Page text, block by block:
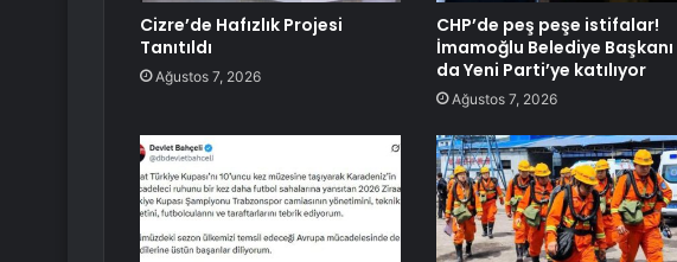
Cizre’de Hafızlık Projesi
Tanıtıldı
Ağustos 7, 2026
CHP’de peş peşe istifalar!
İmamoğlu Belediye Başkanı
da Yeni Parti’ye katılıyor
Ağustos 7, 2026